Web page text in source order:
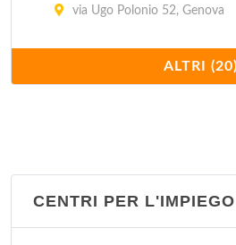
via Ugo Polonio 52, Genova
salita di Santa Maria della
Stazione Maddalena
ALTRI (20)
CENTRI PER L'IMPIEGO